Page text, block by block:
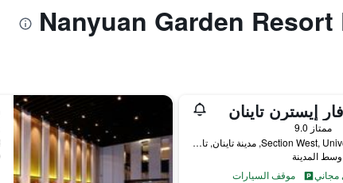
إيسترن تاينان
ممتاز 9.0
89 Section West, University Road, مدينة تاينان, تايوان
مجاني
موقف السيارات